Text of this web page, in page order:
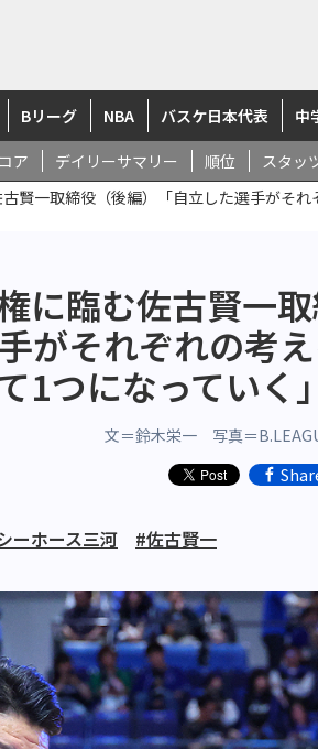
Bリーグ NBA バスケ日本代表 中
ア デイリーサマリー 順位 スタッ
賢一取締役（後編）「自立した選手がそ
に臨む佐古賢一
がそれぞれの考
1つになっていく」
文＝鈴木栄一 写真＝
ーホース三河 #佐古賢一